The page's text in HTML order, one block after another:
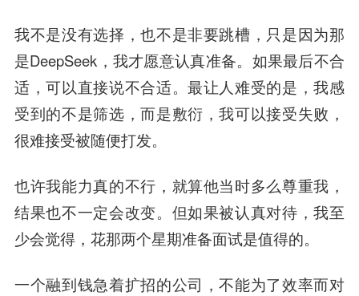
我不是没有选择，也不是非要跳槽，只是因为那
是DeepSeek，我才愿意认真准备。如果最后不合
适，可以直接说不合适。最让人难受的是，我感
受到的不是筛选，而是敷衍，我可以接受失败，
很难接受被随便打发。
也许我能力真的不行，就算他当时多么尊重我，
结果也不一定会改变。但如果被认真对待，我至
少会觉得，花那两个星期准备面试是值得的。
一个融到钱急着扩招的公司，不能为了效率而对